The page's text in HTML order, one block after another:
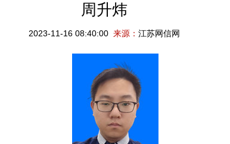
周升炜
2023-11-16 08:40:00 来源： 江苏网信网